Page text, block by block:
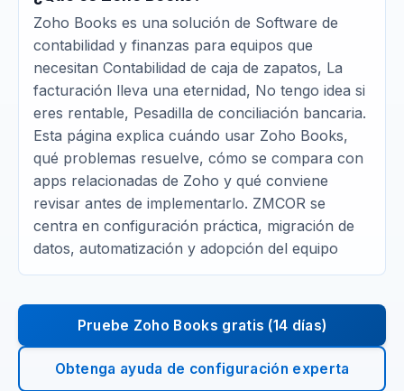
Zoho Books es una solución de Software de
contabilidad y finanzas para equipos que
necesitan Contabilidad de caja de zapatos, La
facturación lleva una eternidad, No tengo idea si
eres rentable, Pesadilla de conciliación bancaria.
Esta página explica cuándo usar Zoho Books,
qué problemas resuelve, cómo se compara con
apps relacionadas de Zoho y qué conviene
revisar antes de implementarlo. ZMCOR se
centra en configuración práctica, migración de
datos, automatización y adopción del equipo
Pruebe Zoho Books gratis (14 días)
Obtenga ayuda de configuración experta